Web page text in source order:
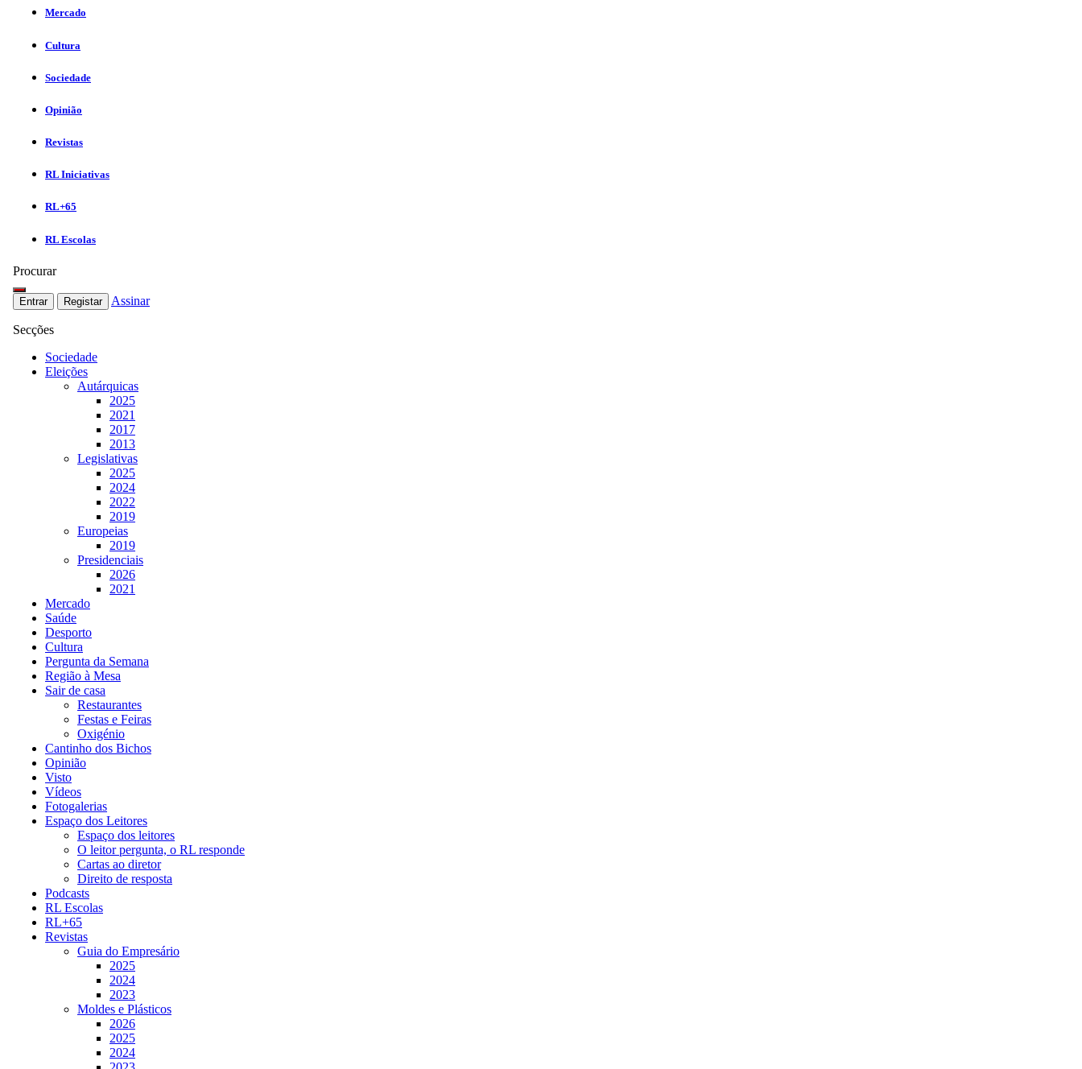
Mercado
Cultura
Sociedade
Opinião
Revistas
RL Iniciativas
RL+65
RL Escolas
Procurar
Entrar Registar Assinar
Secções
Sociedade
Eleições
Autárquicas
2025
2021
2017
2013
Legislativas
2025
2024
2022
2019
Europeias
2019
Presidenciais
2026
2021
Mercado
Saúde
Desporto
Cultura
Pergunta da Semana
Região à Mesa
Sair de casa
Restaurantes
Festas e Feiras
Oxigénio
Cantinho dos Bichos
Opinião
Visto
Vídeos
Fotogalerias
Espaço dos Leitores
Espaço dos leitores
O leitor pergunta, o RL responde
Cartas ao diretor
Direito de resposta
Podcasts
RL Escolas
RL+65
Revistas
Guia do Empresário
2025
2024
2023
Moldes e Plásticos
2026
2025
2024